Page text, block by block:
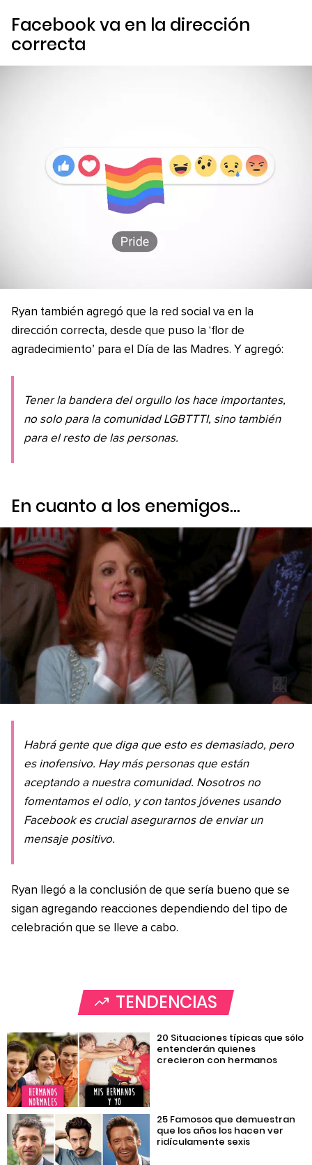
Facebook va en la dirección
correcta
Ryan también agregó que la red social va en la
dirección correcta, desde que puso la ‘flor de
agradecimiento’ para el Día de las Madres. Y agregó:
Tener la bandera del orgullo los hace importantes,
no solo para la comunidad LGBTTTI, sino también
para el resto de las personas.
En cuanto a los enemigos…
Habrá gente que diga que esto es demasiado, pero
es inofensivo. Hay más personas que están
aceptando a nuestra comunidad. Nosotros no
fomentamos el odio, y con tantos jóvenes usando
Facebook es crucial asegurarnos de enviar un
mensaje positivo.
Ryan llegó a la conclusión de que sería bueno que se
sigan agregando reacciones dependiendo del tipo de
celebración que se lleve a cabo.
TENDENCIAS
20 Situaciones típicas que sólo
entenderán quienes
crecieron con hermanos
25 Famosos que demuestran
que los años los hacen ver
ridículamente sexis